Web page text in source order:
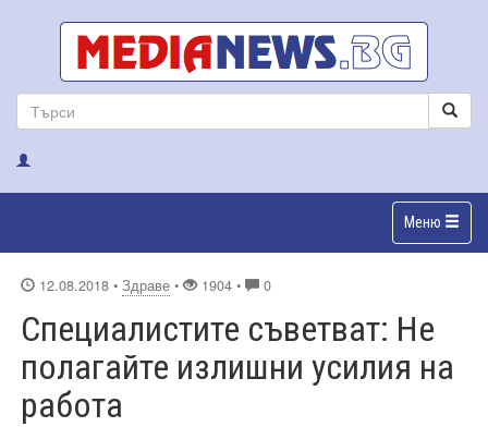
Меню
12.08.2018 • Здраве • 1904 • 0
Специалистите съветват: Не
полагайте излишни усилия на
работа